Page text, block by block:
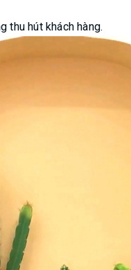
thu hút khách hàng.